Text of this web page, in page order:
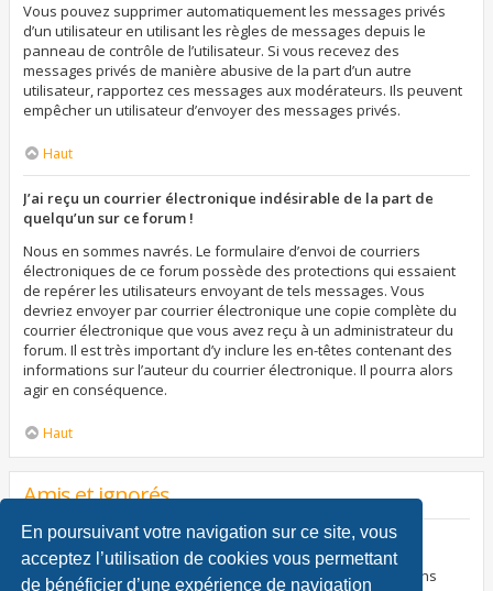
En poursuivant votre navigation sur ce site, vous
acceptez l’utilisation de cookies vous permettant
de bénéficier d’une expérience de navigation
Vous pouvez supprimer automatiquement les messages privés
d’un utilisateur en utilisant les règles de messages depuis le
panneau de contrôle de l’utilisateur. Si vous recevez des
messages privés de manière abusive de la part d’un autre
utilisateur, rapportez ces messages aux modérateurs. Ils peuvent
empêcher un utilisateur d’envoyer des messages privés.
Haut
J’ai reçu un courrier électronique indésirable de la part de
quelqu’un sur ce forum !
Nous en sommes navrés. Le formulaire d’envoi de courriers
électroniques de ce forum possède des protections qui essaient
de repérer les utilisateurs envoyant de tels messages. Vous
devriez envoyer par courrier électronique une copie complète du
courrier électronique que vous avez reçu à un administrateur du
forum. Il est très important d’y inclure les en-têtes contenant des
informations sur l’auteur du courrier électronique. Il pourra alors
agir en conséquence.
Haut
Amis et ignorés
À quoi sert ma liste d’amis et d’ignorés ?
Vous pouvez utiliser ces listes afin d’organiser et trier certains